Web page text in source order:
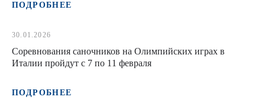
ПОДРОБНЕЕ
30.01.2026
Соревнования саночников на Олимпийских играх в
Италии пройдут с 7 по 11 февраля
ПОДРОБНЕЕ